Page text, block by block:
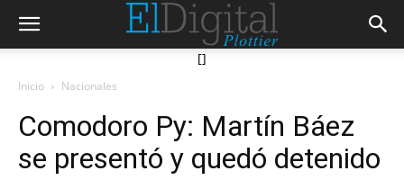
[]
Inicio Nacionales
Comodoro Py: Martín Báez
se presentó y quedó detenido